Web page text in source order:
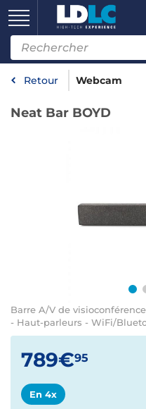
Retour Webcam
Neat Bar BOYD
Barre A/V de
- Haut-parleurs - WiFi/
789€95
En 4x